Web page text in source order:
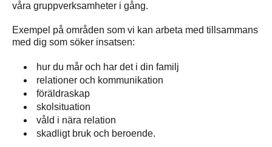
våra gruppverksamheter i gång.
Exempel på områden som vi kan arbeta med tillsammans
med dig som söker insatsen:
hur du mår och har det i din familj
relationer och kommunikation
föräldraskap
skolsituation
våld i nära relation
skadligt bruk och beroende.